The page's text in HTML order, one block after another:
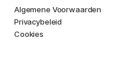
Algemene Voorwaarden
Privacybeleid
Cookies